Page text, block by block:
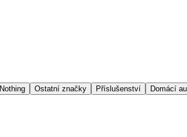
Nothing Ostatní značky Příslušenství Domácí